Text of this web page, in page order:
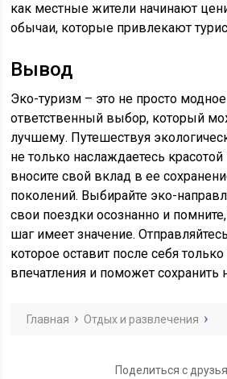
как местные жители начинают
обычаи, которые привлекают
Вывод
Эко-туризм – это не просто
ответственный выбор, который
лучшему. Путешествуя
не только наслаждаетесь
вносите свой вклад в ее
поколений. Выбирайте эко-
свои поездки осознанно и
шаг имеет значение.
которое оставит после себя
впечатления и поможет сохранить
Главная Отдых и развлечения
Поделиться с